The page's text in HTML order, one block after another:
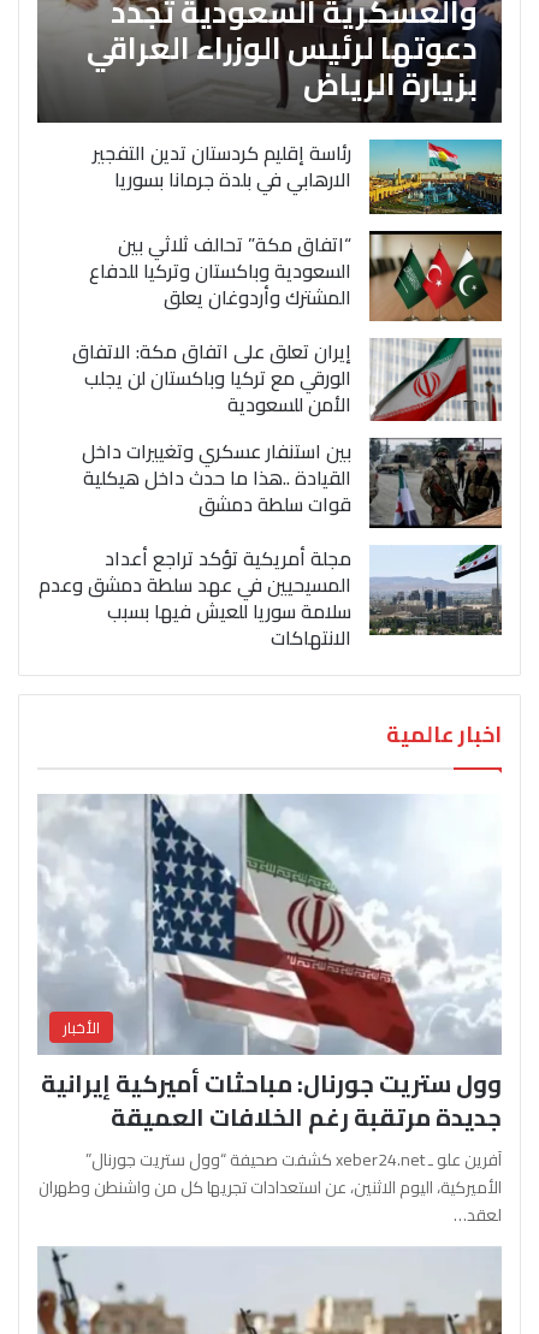
دعوتها لرئيس الوزراء العراقي
بزيارة الرياض
رئاسة إقليم كردستان تدين التفجير
الارهابي في بلدة جرمانا بسوريا
“اتفاق مكة” تحالف ثلاثي بين
السعودية وباكستان وتركيا للدفاع
المشترك وأردوغان يعلق
إيران تعلق على اتفاق مكة: الاتفاق
الورقي مع تركيا وباكستان لن يجلب
الأمن للسعودية
بين استنفار عسكري وتغييرات داخل
القيادة ..هذا ما حدث داخل هيكلية
قوات سلطة دمشق
مجلة أمريكية تؤكد تراجع أعداد
المسيحيين في عهد سلطة دمشق وعدم
سلامة سوريا للعيش فيها بسبب
الانتهاكات
اخبار عالمية
الأخبار
وول ستريت جورنال: مباحثات أميركية إيرانية
جديدة مرتقبة رغم الخلافات العميقة
آفرين علو ـ xeber24.net كشفت صحيفة “وول ستريت جورنال”
الأميركية، اليوم الاثنين، عن استعدادات تجريها كل من واشنطن وطهران
لعقد…